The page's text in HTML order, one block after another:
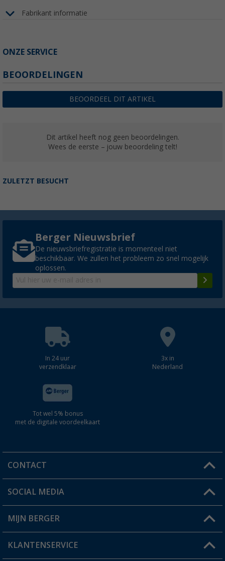
Fabrikant informatie
ONZE SERVICE
BEOORDELINGEN
BEOORDEEL DIT ARTIKEL
Dit artikel heeft nog geen beoordelingen.
Wees de eerste – jouw beoordeling telt!
ZULETZT BESUCHT
Berger Nieuwsbrief
De nieuwsbriefregistratie is momenteel niet
beschikbaar. We zullen het probleem zo snel mogelijk
oplossen.
In 24 uur
verzendklaar
3x in
Nederland
Tot wel 5% bonus
met de digitale voordeelkaart
CONTACT
Een vraag?
Winkel vinden
SOCIAL MEDIA
MIJN BERGER
Mijn account
KLANTENSERVICE